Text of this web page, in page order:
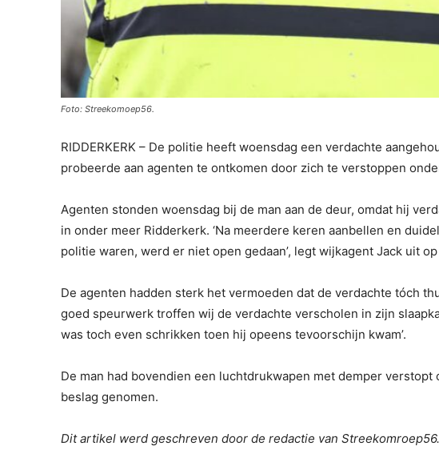
Foto: Streekomoep56.
RIDDERKERK – De politie heeft woensdag een verdachte
probeerde aan agenten te ontkomen door zich te verstoppen
Agenten stonden woensdag bij de man aan de deur, omdat hij
in onder meer Ridderkerk. ‘Na meerdere keren aanbellen en
politie waren, werd er niet open gedaan’, legt wijkagent Jack uit
De agenten hadden sterk het vermoeden dat de verdachte tóch
goed speurwerk troffen wij de verdachte verscholen in zijn
was toch even schrikken toen hij opeens tevoorschijn kwam’.
De man had bovendien een luchtdrukwapen met demper verstopt
beslag genomen.
Dit artikel werd geschreven door de redactie van Streekomroep56.